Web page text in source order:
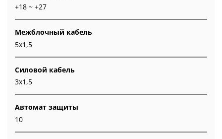
+18 ~ +27
Межблочный кабель
5x1,5
Силовой кабель
3x1,5
Автомат защиты
10